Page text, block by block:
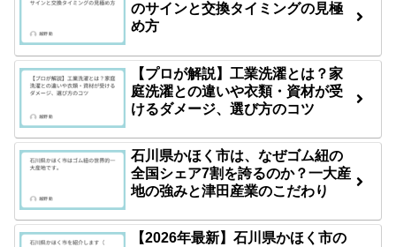
のサインと交換タイミングの見極
め方
【プロが解説】工業洗濯とは？家
庭洗濯との違いや衣類・資材が受
けるダメージ、選び方のコツ
石川県かほく市は、なぜゴム紐の
全国シェア7割を誇るのか？一大産
地の強みと津田産業のこだわり
【2026年最新】石川県かほく市の